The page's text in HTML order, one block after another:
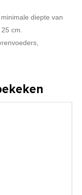
diepte van
cm.